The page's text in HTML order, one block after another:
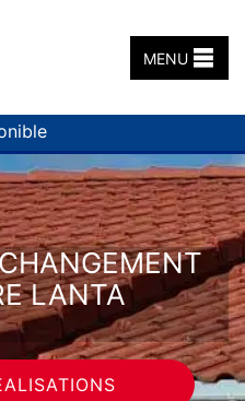
MENU
LANTA